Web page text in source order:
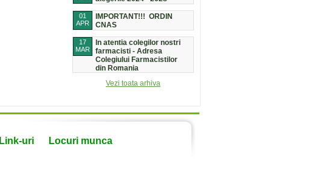
01
APR
IMPORTANT!!! ORDIN
CNAS
17
MAR
In atentia colegilor nostri
farmacisti - Adresa
Colegiului Farmacistilor
din Romania
Vezi toata arhiva
Link-uri
Locuri munca